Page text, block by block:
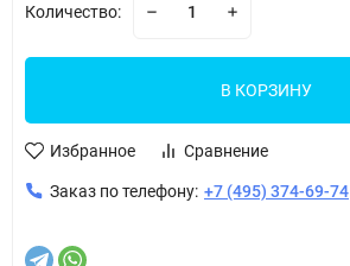
Количество:
В КОРЗИНУ
Избранное Сравнение
Заказ по телефону: +7 (495) 374-69-74